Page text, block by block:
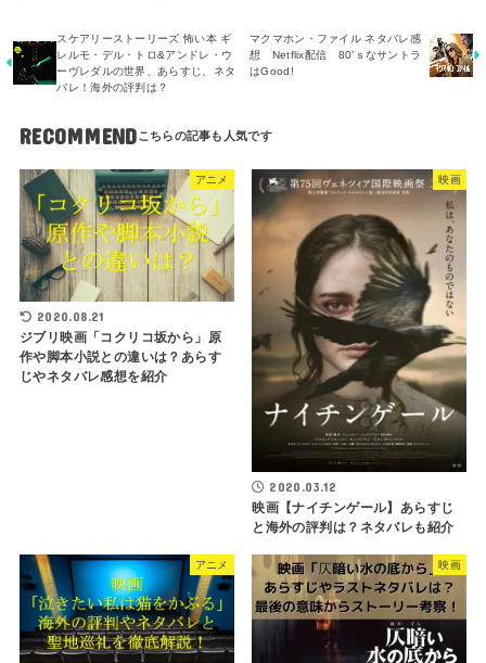
スケアリーストーリーズ 怖い本 ギ
レルモ・デル・トロ&アンドレ・ウ
ーヴレダルの世界、あらすじ、ネタ
バレ！海外の評判は？
マクマホン・ファイル ネタバレ感
想 Netflix配信 80’ｓなサントラ
はGood!
RECOMMEND
アニメ
2020.08.21
ジブリ映画「コクリコ坂から」原
作や脚本小説との違いは？あらす
じやネタバレ感想を紹介
映画
2020.03.12
映画【ナイチンゲール】あらすじ
と海外の評判は？ネタバレも紹介
アニメ 映画